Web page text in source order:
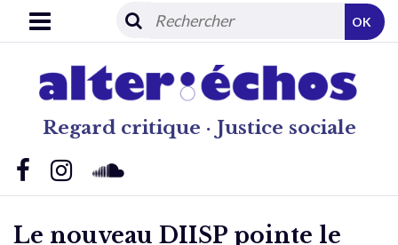
Regard critique · Justice sociale
OK
Le nouveau DIISP pointe le